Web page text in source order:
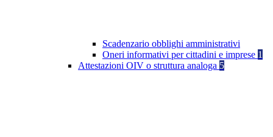
Scadenzario obblighi amministrativi
Oneri informativi per cittadini e imprese 1
Attestazioni OIV o struttura analoga 5